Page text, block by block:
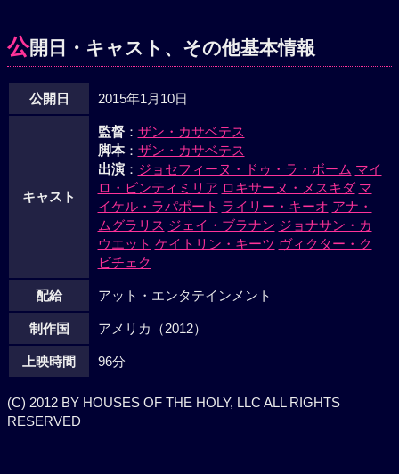
公開日・キャスト、その他基本情報
公開日 2015年1月10日
キャスト
監督： ザン・カサベテス
脚本： ザン・カサベテス
出演： ジョセフィーヌ・ドゥ・ラ・ボーム マイ
ロ・ビンティミリア ロキサーヌ・メスキダ マ
イケル・ラパポート ライリー・キーオ アナ・
ムグラリス ジェイ・ブラナン ジョナサン・カ
ウエット ケイトリン・キーツ ヴィクター・ク
ビチェク
配給 アット・エンタテインメント
制作国 アメリカ（2012）
上映時間 96分
(C) 2012 BY HOUSES OF THE HOLY, LLC ALL RIGHTS
RESERVED